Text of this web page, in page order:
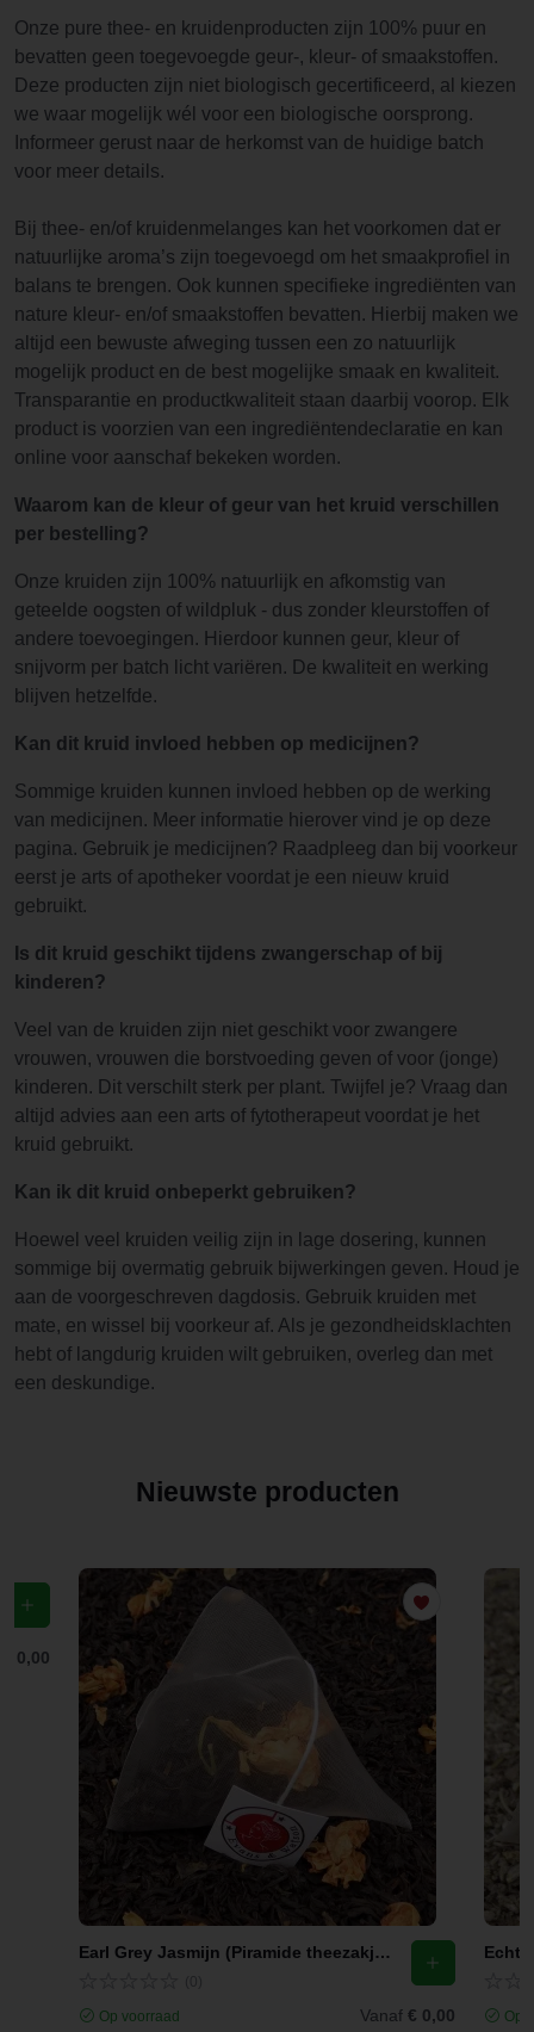
Onze pure thee- en kruidenproducten zijn 100% puur en
bevatten geen toegevoegde geur-, kleur- of smaakstoffen.
Deze producten zijn niet biologisch gecertificeerd, al kiezen
we waar mogelijk wél voor een biologische oorsprong.
Informeer gerust naar de herkomst van de huidige batch
voor meer details.
Bij thee- en/of kruidenmelanges kan het voorkomen dat er
natuurlijke aroma’s zijn toegevoegd om het smaakprofiel in
balans te brengen. Ook kunnen specifieke ingrediënten van
nature kleur- en/of smaakstoffen bevatten. Hierbij maken we
altijd een bewuste afweging tussen een zo natuurlijk
mogelijk product en de best mogelijke smaak en kwaliteit.
Transparantie en productkwaliteit staan daarbij voorop. Elk
product is voorzien van een ingrediëntendeclaratie en kan
online voor aanschaf bekeken worden.
Waarom kan de kleur of geur van het kruid verschillen
per bestelling?
Onze kruiden zijn 100% natuurlijk en afkomstig van
geteelde oogsten of wildpluk - dus zonder kleurstoffen of
andere toevoegingen. Hierdoor kunnen geur, kleur of
snijvorm per batch licht variëren. De kwaliteit en werking
blijven hetzelfde.
Kan dit kruid invloed hebben op medicijnen?
Sommige kruiden kunnen invloed hebben op de werking
van medicijnen. Meer informatie hierover vind je op deze
pagina. Gebruik je medicijnen? Raadpleeg dan bij voorkeur
eerst je arts of apotheker voordat je een nieuw kruid
gebruikt.
Is dit kruid geschikt tijdens zwangerschap of bij
kinderen?
Veel van de kruiden zijn niet geschikt voor zwangere
vrouwen, vrouwen die borstvoeding geven of voor (jonge)
kinderen. Dit verschilt sterk per plant. Twijfel je? Vraag dan
altijd advies aan een arts of fytotherapeut voordat je het
kruid gebruikt.
Kan ik dit kruid onbeperkt gebruiken?
Hoewel veel kruiden veilig zijn in lage dosering, kunnen
sommige bij overmatig gebruik bijwerkingen geven. Houd je
aan de voorgeschreven dagdosis. Gebruik kruiden met
mate, en wissel bij voorkeur af. Als je gezondheidsklachten
hebt of langdurig kruiden wilt gebruiken, overleg dan met
een deskundige.
Nieuwste producten
€ 0,00
Earl Grey Jasmijn (Piramide theezakjes)
Op voorraad Vanaf € 0,00 Op